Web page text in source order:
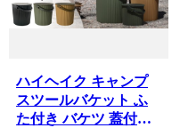
ハイヘイク キャンプ
スツールバケット ふ
た付き バケツ 蓋付き